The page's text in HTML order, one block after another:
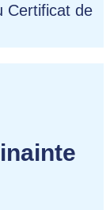
Certificat de